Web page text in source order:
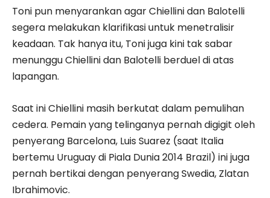
Toni pun menyarankan agar Chiellini dan Balotelli
segera melakukan klarifikasi untuk menetralisir
keadaan. Tak hanya itu, Toni juga kini tak sabar
menunggu Chiellini dan Balotelli berduel di atas
lapangan.
Saat ini Chiellini masih berkutat dalam pemulihan
cedera. Pemain yang telinganya pernah digigit oleh
penyerang Barcelona, Luis Suarez (saat Italia
bertemu Uruguay di Piala Dunia 2014 Brazil) ini juga
pernah bertikai dengan penyerang Swedia, Zlatan
Ibrahimovic.